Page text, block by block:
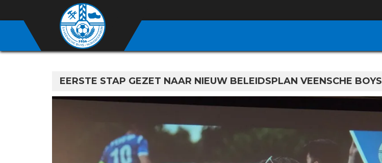
EERSTE STAP GEZET NAAR NIEUW BELEIDSPLAN VEENSCHE BOYS